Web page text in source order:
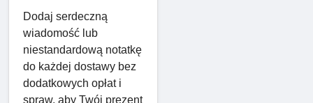
Dodaj serdeczną
wiadomość lub
niestandardową notatkę
do każdej dostawy bez
dodatkowych opłat i
spraw, aby Twój prezent